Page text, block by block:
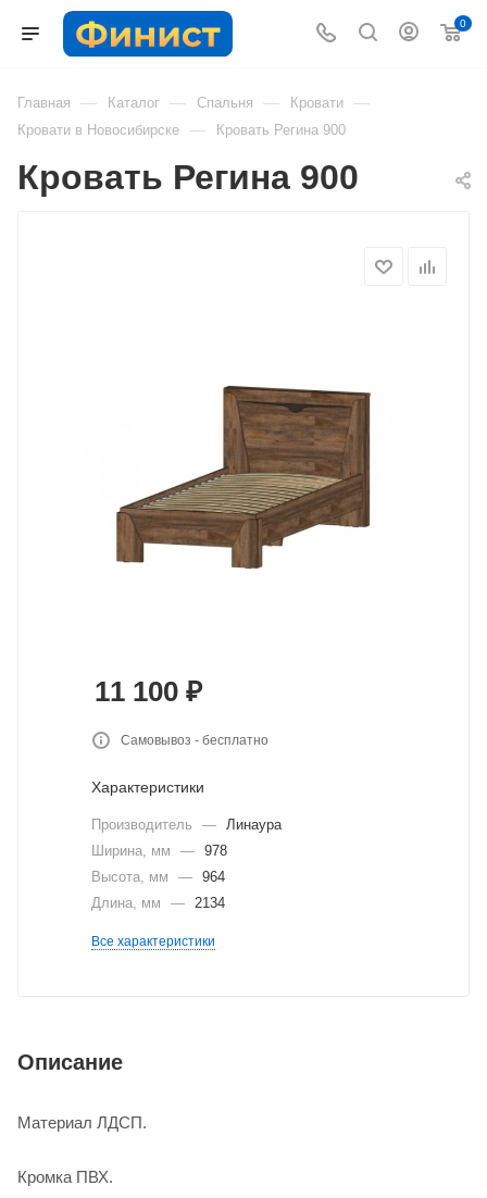
0
Главная — Каталог — Спальня — Кровати —
Кровати в Новосибирске — Кровать Регина 900
Кровать Регина 900
11 100 ₽
Самовывоз - бесплатно
Характеристики
Производитель — Линаура
Ширина, мм
— 978
Высота, мм
— 964
Длина, мм
— 2134
Все характеристики
Описание
Материал ЛДСП.
Кромка ПВХ.